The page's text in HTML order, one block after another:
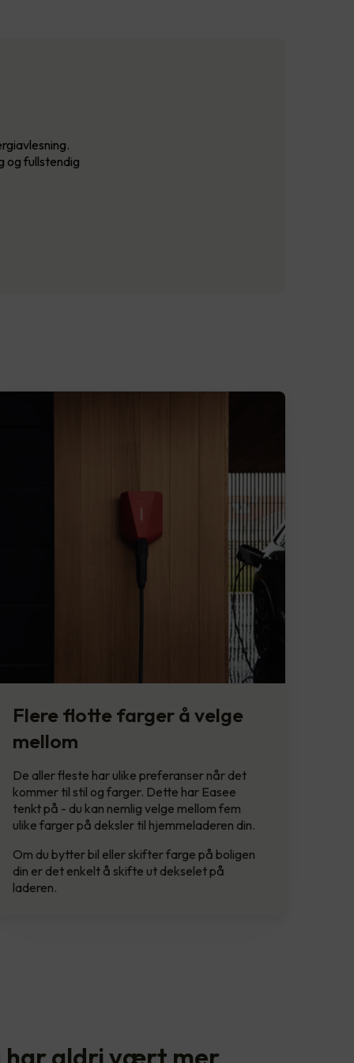
og fullstendig
Flere flotte farger å velge
mellom
De aller fleste har ulike preferanser når det
kommer til stil og farger. Dette har Easee
tenkt på - du kan nemlig velge mellom fem
ulike farger på deksler til hjemmeladeren din.
Om du bytter bil eller skifter farge på boligen
din er det enkelt å skifte ut dekselet på
laderen.
har aldri vært mer